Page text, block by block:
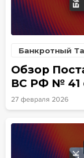
Банкротный
Обзор
ВС РФ № 41
27 февраля 2026